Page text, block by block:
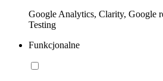
Google Analytics, Clarity, Google
Testing
Funkcjonalne